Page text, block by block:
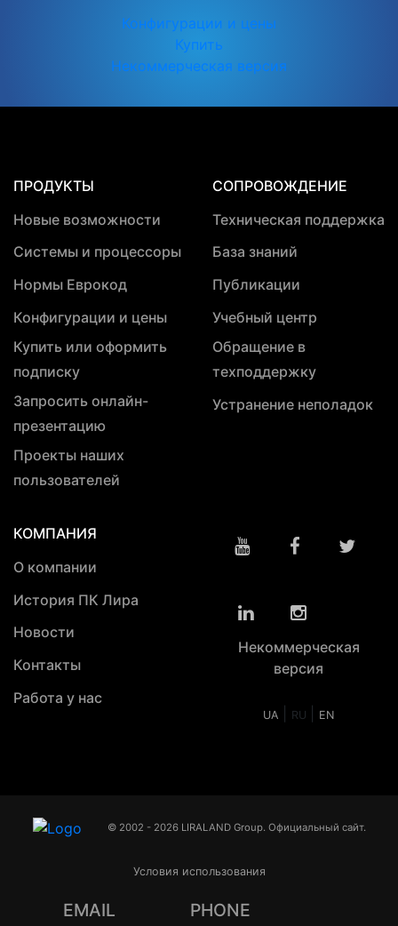
Конфигурации и цены
Купить
Некоммерческая версия
ПРОДУКТЫ
Новые возможности
Системы и процессоры
Нормы Еврокод
Конфигурации и цены
Купить или оформить
подписку
Запросить онлайн-
презентацию
Проекты наших
пользователей
СОПРОВОЖДЕНИЕ
Техническая поддержка
База знаний
Публикации
Учебный центр
Обращение в
техподдержку
Устранение неполадок
КОМПАНИЯ
О компании
История ПК Лира
Новости
Контакты
Работа у нас
Некоммерческая
версия
UA RU EN
© 2002 - 2026 LIRALAND Group. Официальный сайт.
Условия использования
EMAIL PHONE